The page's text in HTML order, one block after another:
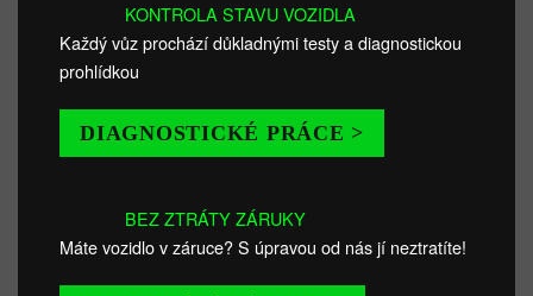
KONTROLA STAVU VOZIDLA
Každý vůz prochází důkladnými testy a diagnostickou
prohlídkou
DIAGNOSTICKÉ PRÁCE >
BEZ ZTRÁTY ZÁRUKY
Máte vozidlo v záruce? S úpravou od nás jí neztratíte!